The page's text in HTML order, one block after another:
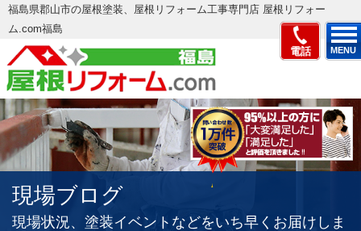
福島県郡山市の屋根塗装、屋根リフォーム工事専門店 屋根リフォー
ム.com福島
電話
MENU
現場ブログ
現場状況、塗装イベントなどをいち早くお届けしま